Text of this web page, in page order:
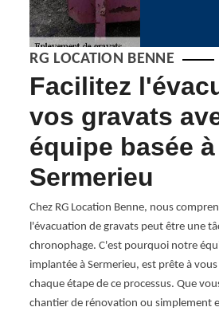
RG LOCATION BENNE
Facilitez
vos gravats
équipe basée à
Sermerieu
Chez RG Location Benne, nous
l'évacuation de gravats peut être une
chronophage. C'est pourquoi notre
implantée à Sermerieu, est prête à
chaque étape de ce processus. Que
chantier de rénovation ou simplement